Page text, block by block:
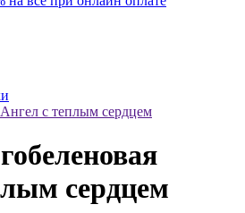
с теплым сердцем
сердцем